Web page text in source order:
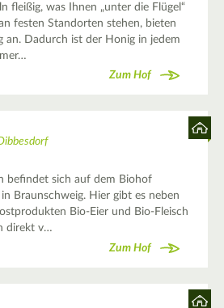
fleißig, was Ihnen „unter die Flügel“
festen Standorten stehen, bieten
an. Dadurch ist der Honig in jedem
Zum Hof
befindet sich auf dem Biohof
Braunschweig. Hier gibt es neben
Bio-Eier und Bio-Fleisch
direkt v…
Zum Hof